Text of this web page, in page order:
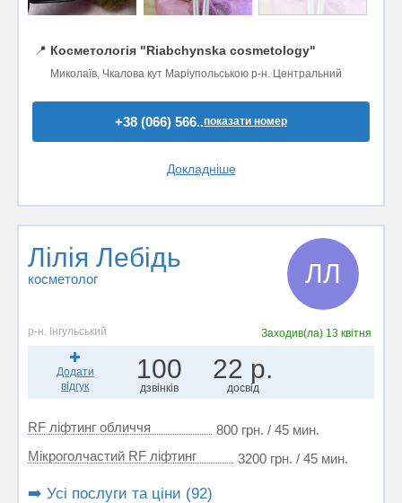
📍 Косметологія "Riabchynska cosmetology"
Миколаїв, Чкалова кут Маріупольською р-н. Центральний
+38 (066) 566..показати номер
Докладніше
Лілія Лебідь
косметолог ЛЛ
р-н. Інгульський Заходив(ла) 13 квітня
Додати
відгук
100
дзвінків
22 р.
досвід
RF ліфтинг обличчя
800 грн. / 45 мин.
Мікроголчастий RF ліфтинг
3200 грн. / 45 мин.
➡️ Усі послуги та ціни (92)